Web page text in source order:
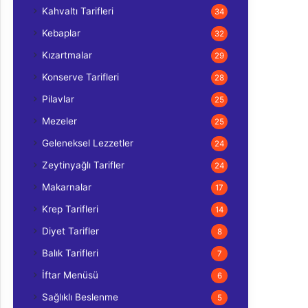
Kahvaltı Tarifleri 34
Kebaplar 32
Kızartmalar 29
Konserve Tarifleri 28
Pilavlar 25
Mezeler 25
Geleneksel Lezzetler 24
Zeytinyağlı Tarifler 24
Makarnalar 17
Krep Tarifleri 14
Diyet Tarifler 8
Balık Tarifleri 7
İftar Menüsü 6
Sağlıklı Beslenme 5